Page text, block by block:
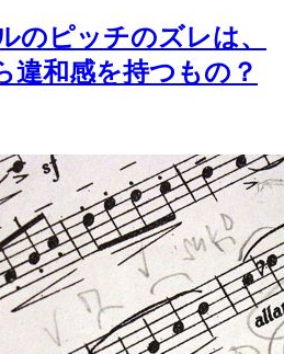
のピッチのズレは、
違和感を持つもの？